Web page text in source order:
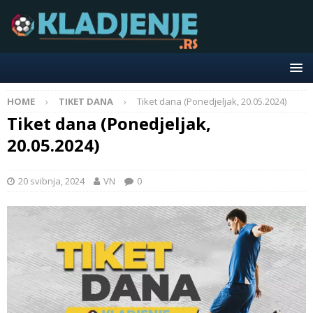
HOME TIKET DANA Tiket dana (Ponedjeljak, 20.05.2024)
Tiket dana (Ponedjeljak,
20.05.2024)
20 svibnja, 2024 VN 0